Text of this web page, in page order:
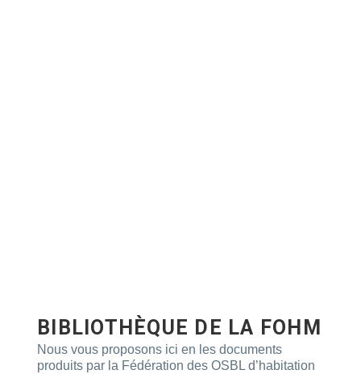
BIBLIOTHÈQUE DE LA FOHM
Nous vous proposons ici en les documents
produits par la Fédération des OSBL d’habitation